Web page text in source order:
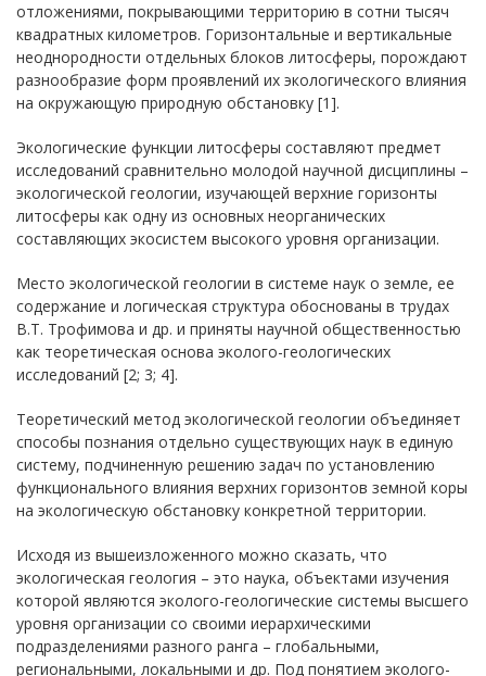
отложениями, покрывающими территорию в сотни тысяч
квадратных километров. Горизонтальные и вертикальные
неоднородности отдельных блоков литосферы, порождают
разнообразие форм проявлений их экологического влияния
на окружающую природную обстановку [1].
Экологические функции литосферы составляют предмет
исследований сравнительно молодой научной дисциплины –
экологической геологии, изучающей верхние горизонты
литосферы как одну из основных неорганических
составляющих экосистем высокого уровня организации.
Место экологической геологии в системе наук о земле, ее
содержание и логическая структура обоснованы в трудах
В.Т. Трофимова и др. и приняты научной общественностью
как теоретическая основа эколого-геологических
исследований [2; 3; 4].
Теоретический метод экологической геологии объединяет
способы познания отдельно существующих наук в единую
систему, подчиненную решению задач по установлению
функционального влияния верхних горизонтов земной коры
на экологическую обстановку конкретной территории.
Исходя из вышеизложенного можно сказать, что
экологическая геология – это наука, объектами изучения
которой являются эколого-геологические системы высшего
уровня организации со своими иерархическими
подразделениями разного ранга – глобальными,
региональными, локальными и др. Под понятием эколого-